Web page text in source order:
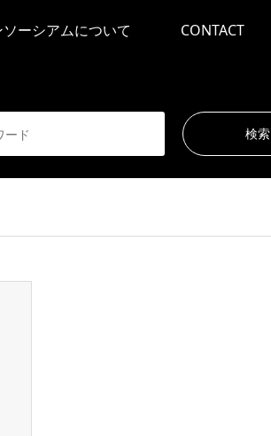
ーシアムについて CONTACT